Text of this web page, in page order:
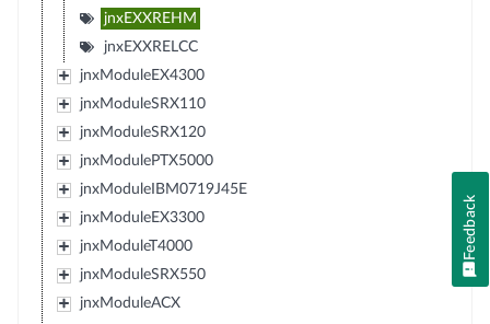
jnxEXXREHM
jnxEXXRELCC
jnxModuleEX4300
jnxModuleSRX110
jnxModuleSRX120
jnxModulePTX5000
jnxModuleIBM0719J45E
jnxModuleEX3300
jnxModuleT4000
jnxModuleSRX550
jnxModuleACX
Feedback